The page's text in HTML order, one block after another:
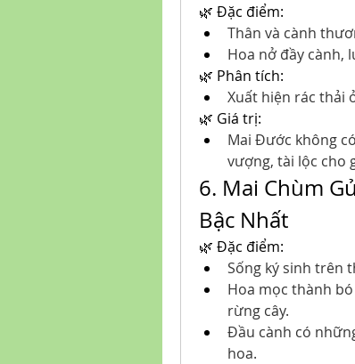
🌿 Đặc điểm:
Thân và cành
Hoa nở đầy cành,
🌿 Phân tích:
Xuất hiện rác thải
🌿 Giá trị:
Mai Đước không
vượng, tài lộc cho
6. Mai Chùm
Bậc Nhất
🌿 Đặc điểm:
Sống ký sinh trên
Hoa mọc thành
rừng cây.
Đầu cành có
hoa.